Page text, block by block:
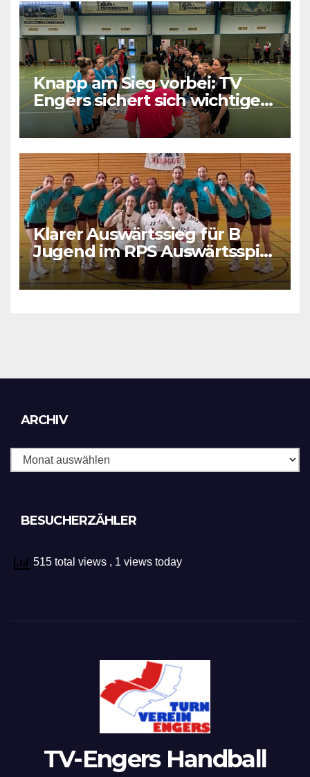
Knapp am Sieg vorbei: TV
Engers sichert sich wichtigen
Punkt
Klarer Auswärtssieg für B
Jugend im RPS Auswärtsspiel
in Luxenburg
ARCHIV
BESUCHERZÄHLER
515 total views , 1 views today
TV-Engers Handball